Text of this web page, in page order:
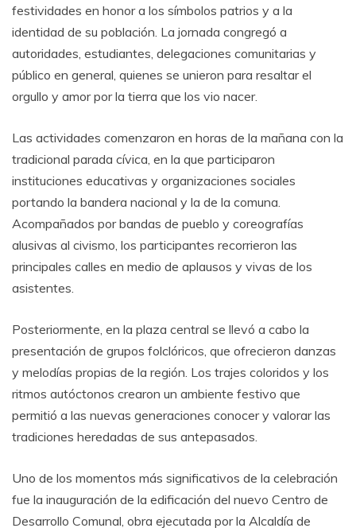
festividades en honor a los símbolos patrios y a la
identidad de su población. La jornada congregó a
autoridades, estudiantes, delegaciones comunitarias y
público en general, quienes se unieron para resaltar el
orgullo y amor por la tierra que los vio nacer.
Las actividades comenzaron en horas de la mañana con la
tradicional parada cívica, en la que participaron
instituciones educativas y organizaciones sociales
portando la bandera nacional y la de la comuna.
Acompañados por bandas de pueblo y coreografías
alusivas al civismo, los participantes recorrieron las
principales calles en medio de aplausos y vivas de los
asistentes.
Posteriormente, en la plaza central se llevó a cabo la
presentación de grupos folclóricos, que ofrecieron danzas
y melodías propias de la región. Los trajes coloridos y los
ritmos autóctonos crearon un ambiente festivo que
permitió a las nuevas generaciones conocer y valorar las
tradiciones heredadas de sus antepasados.
Uno de los momentos más significativos de la celebración
fue la inauguración de la edificación del nuevo Centro de
Desarrollo Comunal, obra ejecutada por la Alcaldía de